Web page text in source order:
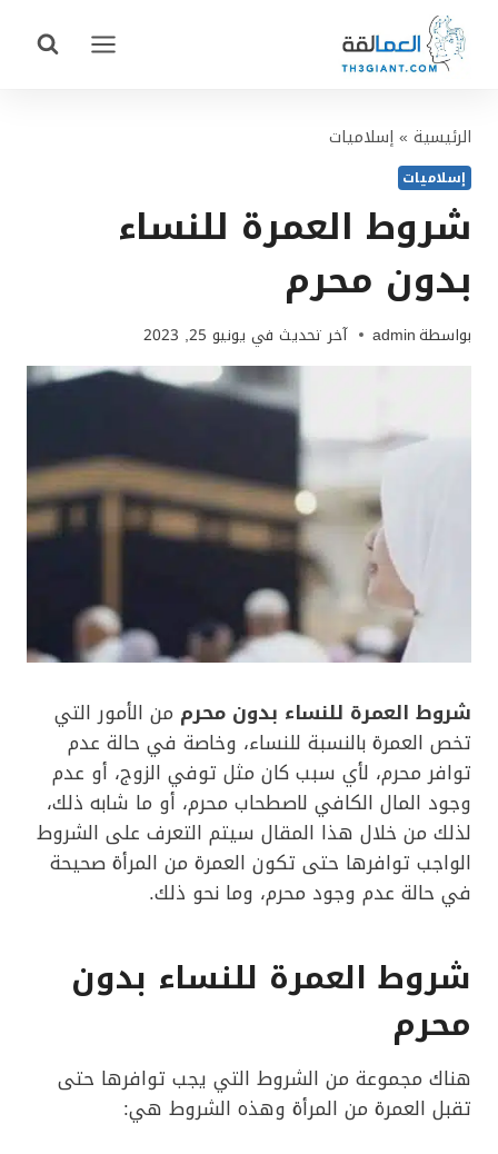
التجاوز
المحتوى
الرئيسية »إسلاميات
إسلاميات
شروط العمرة للنساء
بدون محرم
بواسطةadmin آخر تحديث في يونيو 25, 2023
شروط العمرة للنساء بدون محرم من الأمور التي
تخص العمرة بالنسبة للنساء، وخاصة في حالة عدم
توافر محرم، لأي سبب كان مثل توفي الزوج، أو عدم
وجود المال الكافي لاصطحاب محرم، أو ما شابه ذلك،
لذلك من خلال هذا المقال سيتم التعرف على الشروط
الواجب توافرها حتى تكون العمرة من المرأة صحيحة
في حالة عدم وجود محرم، وما نحو ذلك.
شروط العمرة للنساء بدون
محرم
هناك مجموعة من الشروط التي يجب توافرها حتى
تقبل العمرة من المرأة وهذه الشروط هي: